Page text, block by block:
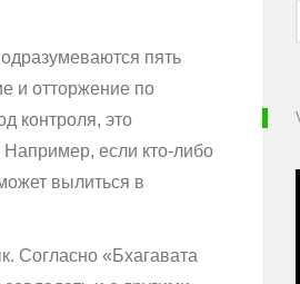
пять
и отторжение по
контроля, это
Например, если кто-либо
вылиться в
Согласно «Бхагавата